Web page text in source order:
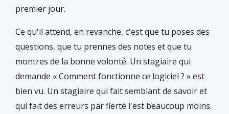
premier jour.
Ce qu'il attend, en revanche, c'est que tu poses des
questions, que tu prennes des notes et que tu
montres de la bonne volonté. Un stagiaire qui
demande « Comment fonctionne ce logiciel ? » est
bien vu. Un stagiaire qui fait semblant de savoir et
qui fait des erreurs par fierté l'est beaucoup moins.